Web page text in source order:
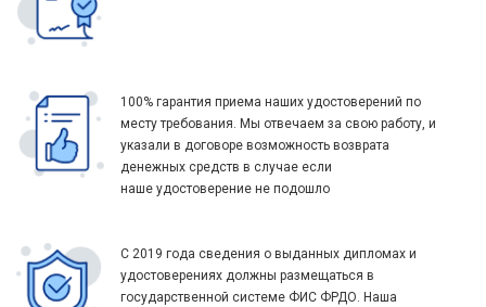
100% гарантия приема наших удостоверений по
месту требования. Мы отвечаем за свою работу, и
указали в договоре возможность возврата
денежных средств в случае если
наше удостоверение не подошло
С 2019 года сведения о выданных дипломах и
удостоверениях должны размещаться в
государственной системе ФИС ФРДО. Наша